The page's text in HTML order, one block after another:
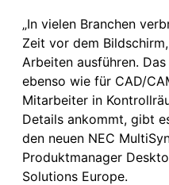
„In vielen Branchen
Zeit vor dem
Arbeiten ausführen.
ebenso wie für CAD/
Mitarbeiter in
Details ankommt, gibt
den neuen NEC
Produktmanager
Solutions Europe.